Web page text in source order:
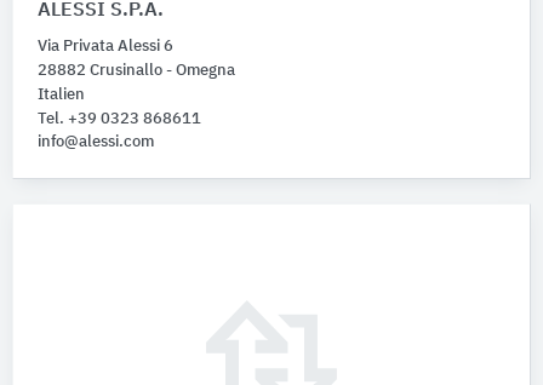
ALESSI S.P.A.
Via Privata Alessi 6
28882 Crusinallo - Omegna
Italien
Tel. +39 0323 868611
info@alessi.com